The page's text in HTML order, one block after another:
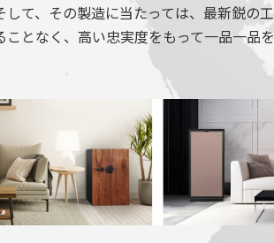
て、その製造に当たっては、最新鋭の工
となく、高い忠実度をもって一品一品を